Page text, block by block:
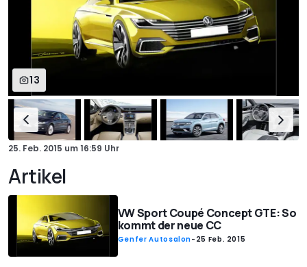
13
25. Feb. 2015 um16:59 Uhr
Artikel
VW Sport Coupé Concept GTE: So
kommt der neue CC
Genfer Autosalon- 25 Feb. 2015